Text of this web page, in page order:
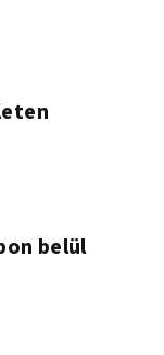
belül